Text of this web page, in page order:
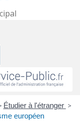
Étudier à l'étranger >
européen